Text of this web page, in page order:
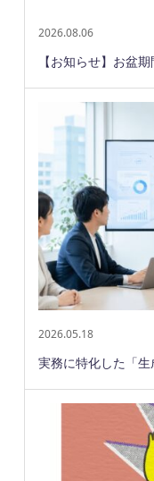
2026.08.06
【お知らせ】お盆
2026.05.18
実務に特化した「